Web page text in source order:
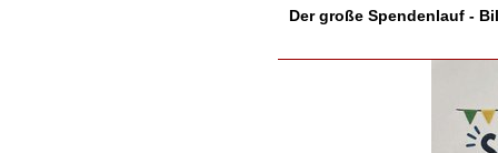
Der große Spendenlauf -